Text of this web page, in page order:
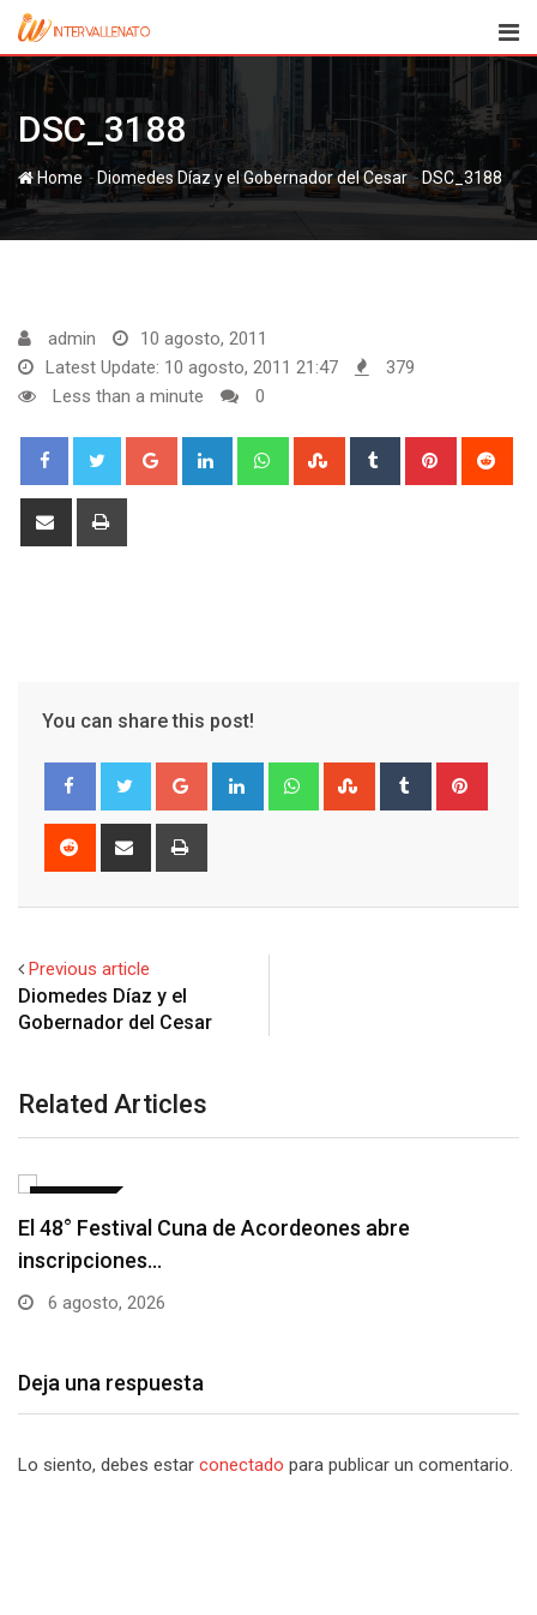
Skip
content
DSC_3188
Home- -DSC_3188
admin
10 agosto, 2011
Latest Update: 10 agosto, 2011 21:47
379
Less than a minute
0
Google+ LinkedIn WhatsappStumbleUpon
Tumblr Pinterest
Share
You can share this post!
Google+ LinkedIn WhatsappStumbleUpon
Tumblr
Reddit
Share
Previous article
Diomedes Díaz y el
Related Articles
Barranquilla realizará el concierto ‘Capital de la
Patria…
6 agosto, 2026
Deja una respuesta
Lo siento, debes estar conectado para publicar un comentario.